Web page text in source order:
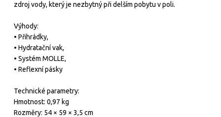
zdroj vody, který je nezbytný při delším pobytu v poli.
Výhody:
• Přihrádky,
• Hydratační vak,
• Systém MOLLE,
• Reflexní pásky
Technické parametry:
Hmotnost: 0,97 kg
Rozměry: 54 × 59 × 3,5 cm